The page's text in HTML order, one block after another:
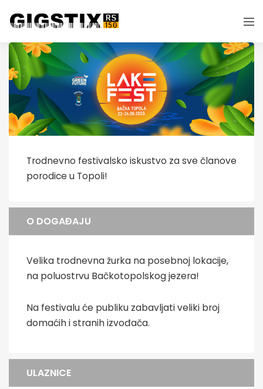
Trodnevno festivalsko iskustvo za sve članove
porodice u Topoli!
O DOGAĐAJU
Velika trodnevna žurka na posebnoj lokacije,
na poluostrvu Bačkotopolskog jezera!
Na festivalu će publiku zabavljati veliki broj
domaćih i stranih izvođača.
ULAZNICE